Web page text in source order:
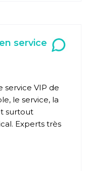
service
service VIP de
le service, la
surtout
Experts très